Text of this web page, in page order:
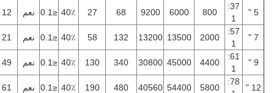
5 "
37:
800
6000
9200
68
27 40٪ ≤0.1 نعم 12
57:
2000
13500
13200
132
58 40٪ ≤0.1 نعم 21
61:
4400
45000
30800
340
130 40٪ ≤0.1 نعم 49
12 "
78:
5800
54400
40560
480
190 40٪ ≤0.1 نعم
61